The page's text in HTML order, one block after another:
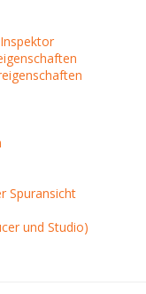
Spuransicht
und Studio)